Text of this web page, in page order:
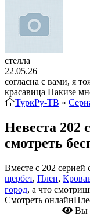
стелла
22.05.26
согласна с вами, я
красавица Пакизе
ТуркРу-ТВ »
Невеста 202
смотреть
Вместе с 202 серией
щербет, Плен,
город, а что
Смотреть онлайн
Вы